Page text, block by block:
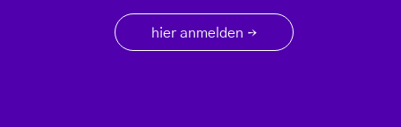
hier anmelden →